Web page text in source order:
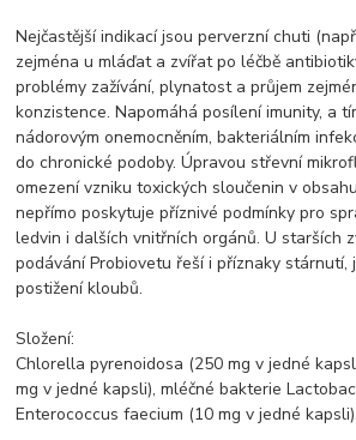
Nejčastější indikací jsou perverzní chuti
zejména u mláďat a zvířat po léčbě
problémy zažívání, plynatost a průjem
konzistence. Napomáhá posílení imunity, a
nádorovým onemocněním, bakteriálním
do chronické podoby. Úpravou střevní
omezení vzniku toxických sloučenin v
nepřímo poskytuje příznivé podmínky pro
ledvin i dalších vnitřních orgánů. U starších
podávání Probiovetu řeší i příznaky stárnutí,
postižení kloubů.
Složení:
Chlorella pyrenoidosa (250 mg v jedné
mg v jedné kapsli), mléčné bakterie
Enterococcus faecium (10 mg v jedné kapsli).